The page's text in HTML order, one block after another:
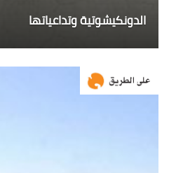
الدونكيشوتية وتداعياتها